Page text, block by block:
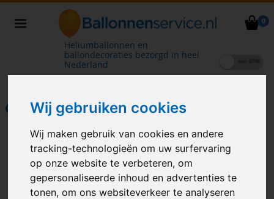
Wij gebruiken cookies
Wij maken gebruik van cookies en andere
tracking-technologieën om uw surfervaring
op onze website te verbeteren, om
gepersonaliseerde inhoud en advertenties te
tonen, om ons websiteverkeer te analyseren
0
Heliumballonnen en
ballondecoraties bezorgd in heel
Nederland
GELEGENHEID